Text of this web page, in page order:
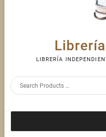
LIBRERÍA